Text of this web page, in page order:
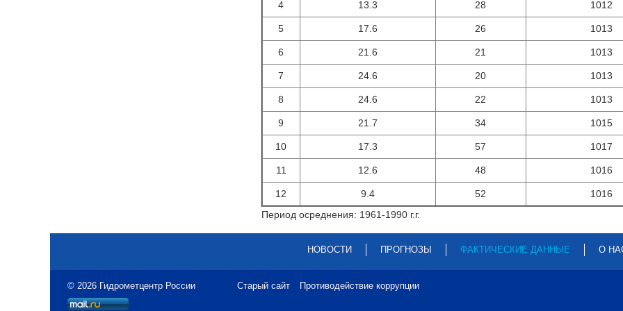
4 13.3 28 1012
5 17.6 26 1013
6 21.6 21 1013
7 24.6 20 1013
8 24.6 22 1013
9 21.7 34 1015
10 17.3 57 1017
11 12.6 48 1016
12 9.4 52
1016
Период осреднения: 1961-1990 г.г.
НОВОСТИ ПРОГНОЗЫ ФАКТИЧЕСКИЕ ДАННЫЕ О
© 2026 Гидрометцентр России Старый сайт Противодействие коррупции